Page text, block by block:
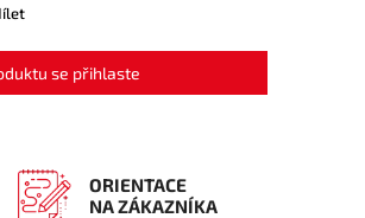
ORIENTACE
NA ZÁKAZNÍKA